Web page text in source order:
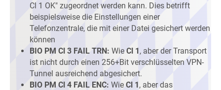
Cl 1 OK" zugeordnet werden kann. Dies betrifft
beispielsweise die Einstellungen einer
Telefonzentrale, die mit einer Datei gesichert werden
können
BIO PM Cl 3 FAIL TRN: Wie Cl 1, aber der Transport
ist nicht durch einen 256+Bit verschlüsselten VPN-
Tunnel ausreichend abgesichert.
BIO PM Cl 4 FAIL ENC: Wie Cl 1, aber das